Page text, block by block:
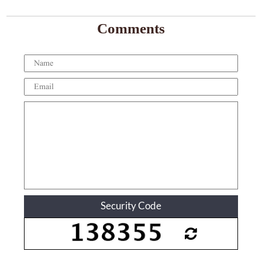
Comments
Security Code